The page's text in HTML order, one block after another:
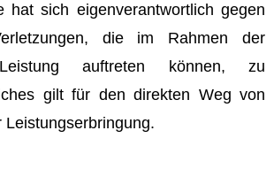
hat sich eigenverantwortlich gegen
die im Rahmen der
auftreten können, zu
gilt für den direkten Weg von
Leistungserbringung.